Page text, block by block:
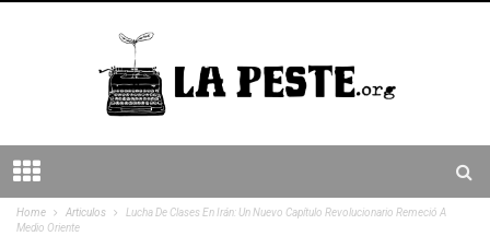
Home Articulos
Lucha De Clases En Irán: Un Nuevo Capítulo Revolucionario Remeció A
Medio Oriente